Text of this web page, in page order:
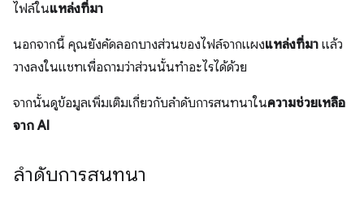
ไฟล์ในแหล่งที่มา
นอกจากนี้ คุณยังคัดลอกบางส่วนของไฟล์จากแผงแหล่งที่มา แล้ว
วางลงในแชทเพื่อถามว่าส่วนนั้นทำอะไรได้ด้วย
จากนั้นดูข้อมูลเพิ่มเติมเกี่ยวกับลำดับการสนทนาในความช่วยเหลือ
จาก AI
ลำดับการสนทนา